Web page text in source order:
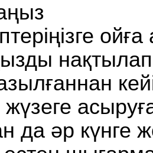
жүзеге
да әр күнге